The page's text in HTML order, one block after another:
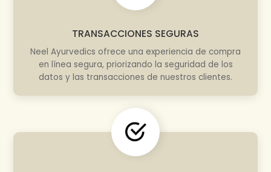
TRANSACCIONES SEGURAS
Neel Ayurvedics ofrece una experiencia de compra
en línea segura, priorizando la seguridad de los
datos y las transacciones de nuestros clientes.